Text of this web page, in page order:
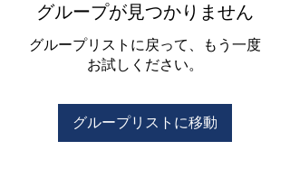
グループが見つかりません
グループリストに戻って、もう一度
お試しください。
グループリストに移動